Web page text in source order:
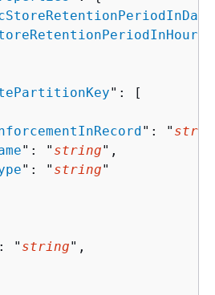
": [
": "
": " string",
": " string"
" string",